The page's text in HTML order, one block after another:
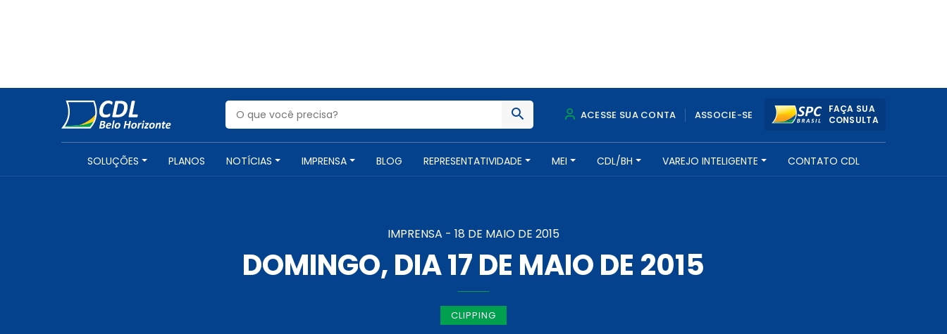
ACESSE SUA CONTA ASSOCIE-SE
FAÇA SUA
CONSULTA
SOLUÇÕES PLANOS NOTÍCIAS IMPRENSA BLOG REPRESENTATIVIDADE MEI CDL/BH VAREJO INTELIGENTE CONTATO CDL
IMPRENSA - 18 DE MAIO DE 2015
DOMINGO, DIA 17 DE MAIO DE 2015
CLIPPING